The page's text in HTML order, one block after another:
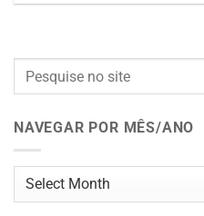
NAVEGAR POR MÊS/ANO
Navegar